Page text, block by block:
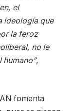
el
ideología que
la feroz
no le
humano”,
fomenta